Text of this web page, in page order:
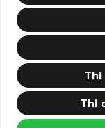
Thi
Thi